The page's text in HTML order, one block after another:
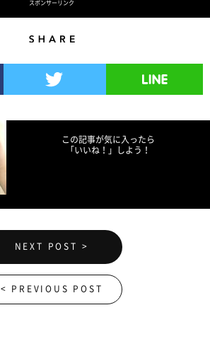
スポンサーリンク
この記事が気に入ったら
「いいね！」しよう！
NEXT POST >
< PREVIOUS POST